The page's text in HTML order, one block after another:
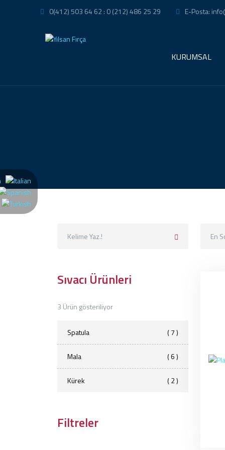
0(412) 503 64 62 : 0 (212) 486 25 29 E-Posta:
KURUMSAL
Sıvacı Ürünleri
3 Ürün gösteriliyor
Spatula ( 7 )
Mala ( 6 )
Kürek ( 2 )
Filtreler